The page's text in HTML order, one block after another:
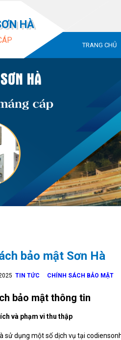
HÀ
TRANG CHỦ
bảo mật Sơn Hà
TIN TỨC CHÍNH SÁCH BẢO MẬT
bảo mật thông tin
và phạm vi thu thập
sử dụng một số dịch vụ tại